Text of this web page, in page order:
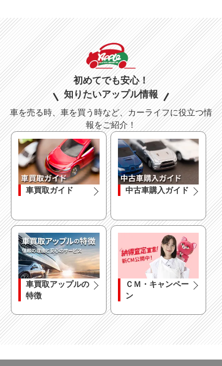
初めてでも安心！
知りたいアップル情報
車を売る時、車を買う時など、カーライフに役立つ情
報をご紹介！
車買取ガイド 中古車購入ガイド
車買取アップルの
特徴
ＣＭ・キャンペー
ン